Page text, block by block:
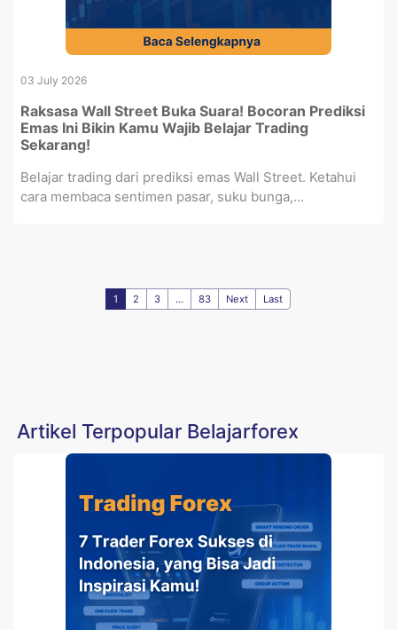
03 July 2026
Raksasa Wall Street Buka Suara! Bocoran Prediksi
Emas Ini Bikin Kamu Wajib Belajar Trading
Sekarang!
Belajar trading dari prediksi emas Wall Street. Ketahui
cara membaca sentimen pasar, suku bunga,...
1 2 3 ... 83 Next Last
Artikel Terpopular Belajarforex